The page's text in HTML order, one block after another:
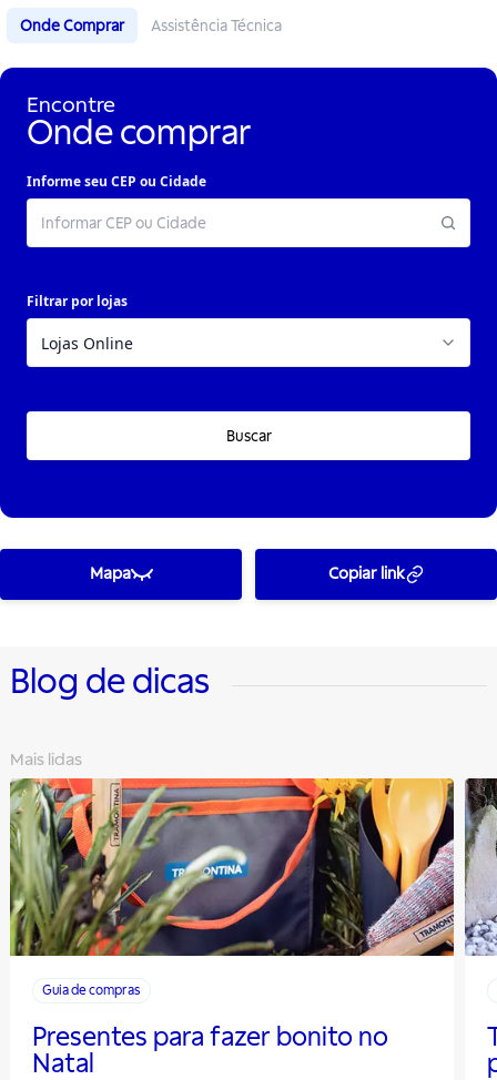
Onde Comprar Assistência Técnica
Encontre
Onde comprar
Informe seu CEP ou Cidade
Filtrar por lojas
Buscar
Mapa Copiar link
Blog de dicas
Mais lidas
Guia de compras
Presentes para fazer bonito no
Natal